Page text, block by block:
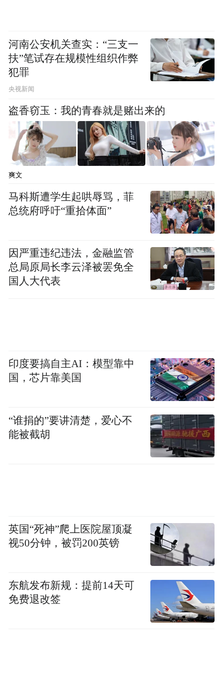
河南公安机关查实：“三支一
扶”笔试存在规模性组织作弊
犯罪
央视新闻
盗香窃玉：我的青春就是赌出来的
爽文
马科斯遭学生起哄辱骂，菲
总统府呼吁“重拾体面”
因严重违纪违法，金融监管
总局原局长李云泽被罢免全
国人大代表
印度要搞自主AI：模型靠中
国，芯片靠美国
“谁捐的”要讲清楚，爱心不
能被截胡
英国“死神”爬上医院屋顶凝
视50分钟，被罚200英镑
东航发布新规：提前14天可
免费退改签